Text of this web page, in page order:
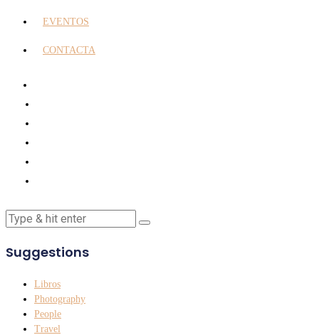
EVENTOS
CONTACTA
Suggestions
Libros
Photography
People
Travel